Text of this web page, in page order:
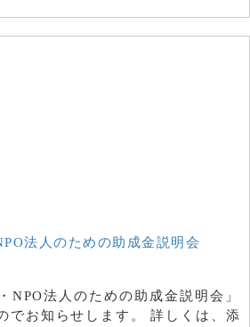
法人のための助成金説明会
NPO法人のための助成金説明会」
でお知らせします。 詳しくは、添